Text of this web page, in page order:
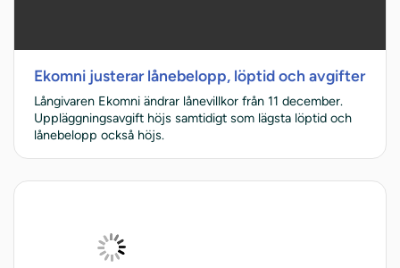
Ekomni justerar lånebelopp, löptid och avgifter
Långivaren Ekomni ändrar lånevillkor från 11 december.
Uppläggningsavgift höjs samtidigt som lägsta löptid och
lånebelopp också höjs.